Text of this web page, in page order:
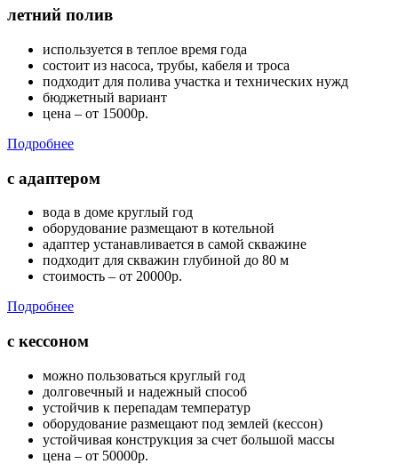
летний полив
используется в теплое время года
состоит из насоса, трубы, кабеля и троса
подходит для полива участка и технических нужд
бюджетный вариант
цена – от 15000р.
Подробнее
с адаптером
вода в доме круглый год
оборудование размещают в котельной
адаптер устанавливается в самой скважине
подходит для скважин глубиной до 80 м
стоимость – от 20000р.
Подробнее
с кессоном
можно пользоваться круглый год
долговечный и надежный способ
устойчив к перепадам температур
оборудование размещают под землей (кессон)
устойчивая конструкция за счет большой массы
цена – от 50000р.